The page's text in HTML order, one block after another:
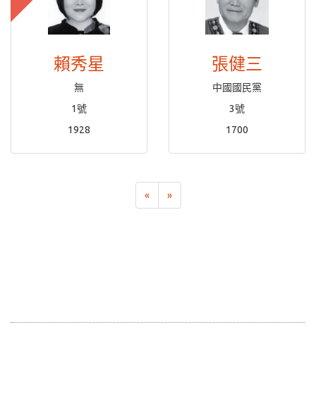
賴秀星
無
1號
1928
張健三
中國國民黨
3號
1700
« »